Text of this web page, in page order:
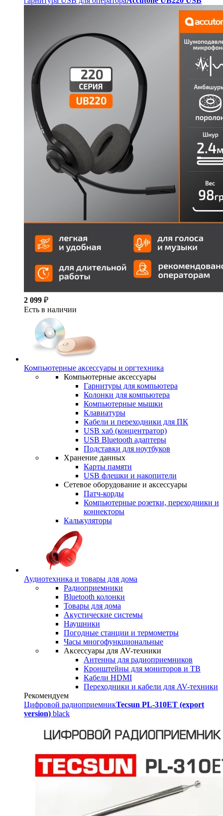
2 099 ₽
Есть в наличии
Компьютерные аксессуары и оргтехника
Компьютерные аксессуары
Гарнитуры для компьютера
Колонки для компьютера
Компьютерные мышки
Клавиатуры
Кабели и переходники для ПК
USB хаб (концентратор)
USB Bluetooth адаптеры
Подставки для ноутбуков
Хранение данных
Карты памяти
USB флешки и накопители
Сетевое оборудование и аксессуары
Патч-корды
Компьютерные розетки, переходники и
коннекторы
Калькуляторы
Аудиотехника и товары для дома
Радиоприемники
Bluetooth колонки
Товары для дома
Акустические системы
Наушники
Погодные станции и термометры
Часы многофункциональные
Аксессуары для AV-техники
Антенны для радиоприемников
Кронштейны для мониторов и ТВ
Кабели HDMI
Переходники и кабели для AV-техники
Рекомендуем
Цифровой радиоприемникTecsun PL-310ET (export
version) black